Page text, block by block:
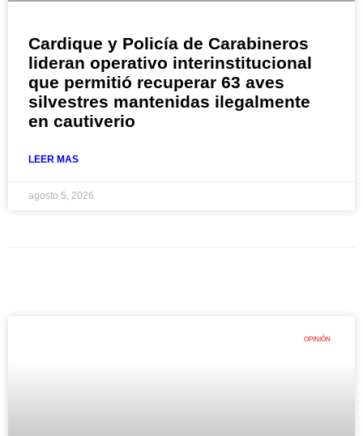
Cardique y Policía de Carabineros
lideran operativo interinstitucional
que permitió recuperar 63 aves
silvestres mantenidas ilegalmente
en cautiverio
LEER MAS
agosto 5, 2026
OPINIÓN